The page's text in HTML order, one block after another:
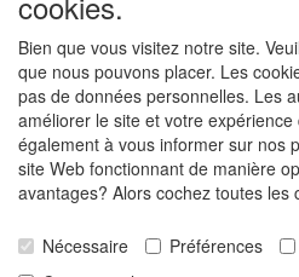
CONTACTGEGEVENS
www.ferroli-vdht.be
Rouwbergskens 7 hal 14
2340 Beerse
E-mail: verkoop@vdht.be
Bien que vous visitez notre site.
que nous pouvons placer. Les
pas de données personnelles. Les
améliorer le site et votre
également à vous informer sur nos
site Web fonctionnant de manière
avantages? Alors cochez toutes les
Nécessaire Préférences